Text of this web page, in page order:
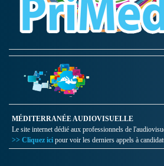
MÉDITERRANÉE AUDIOVISUELLE
Le site internet dédié aux professionnels de
>> Cliquez ici pour voir les derniers appels à